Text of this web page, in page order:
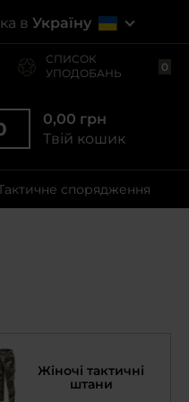
в Україну
СПИСОК
УПОДОБАНЬ
0
0,00 грн
Твій кошик
спорядження
Жіночі тактичні
штани